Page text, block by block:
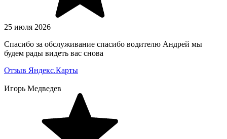
25 июля 2026
Спасибо за обслуживание спасибо водителю Андрей мы
будем рады видеть вас снова
Отзыв Яндекс.Карты
Игорь Медведев